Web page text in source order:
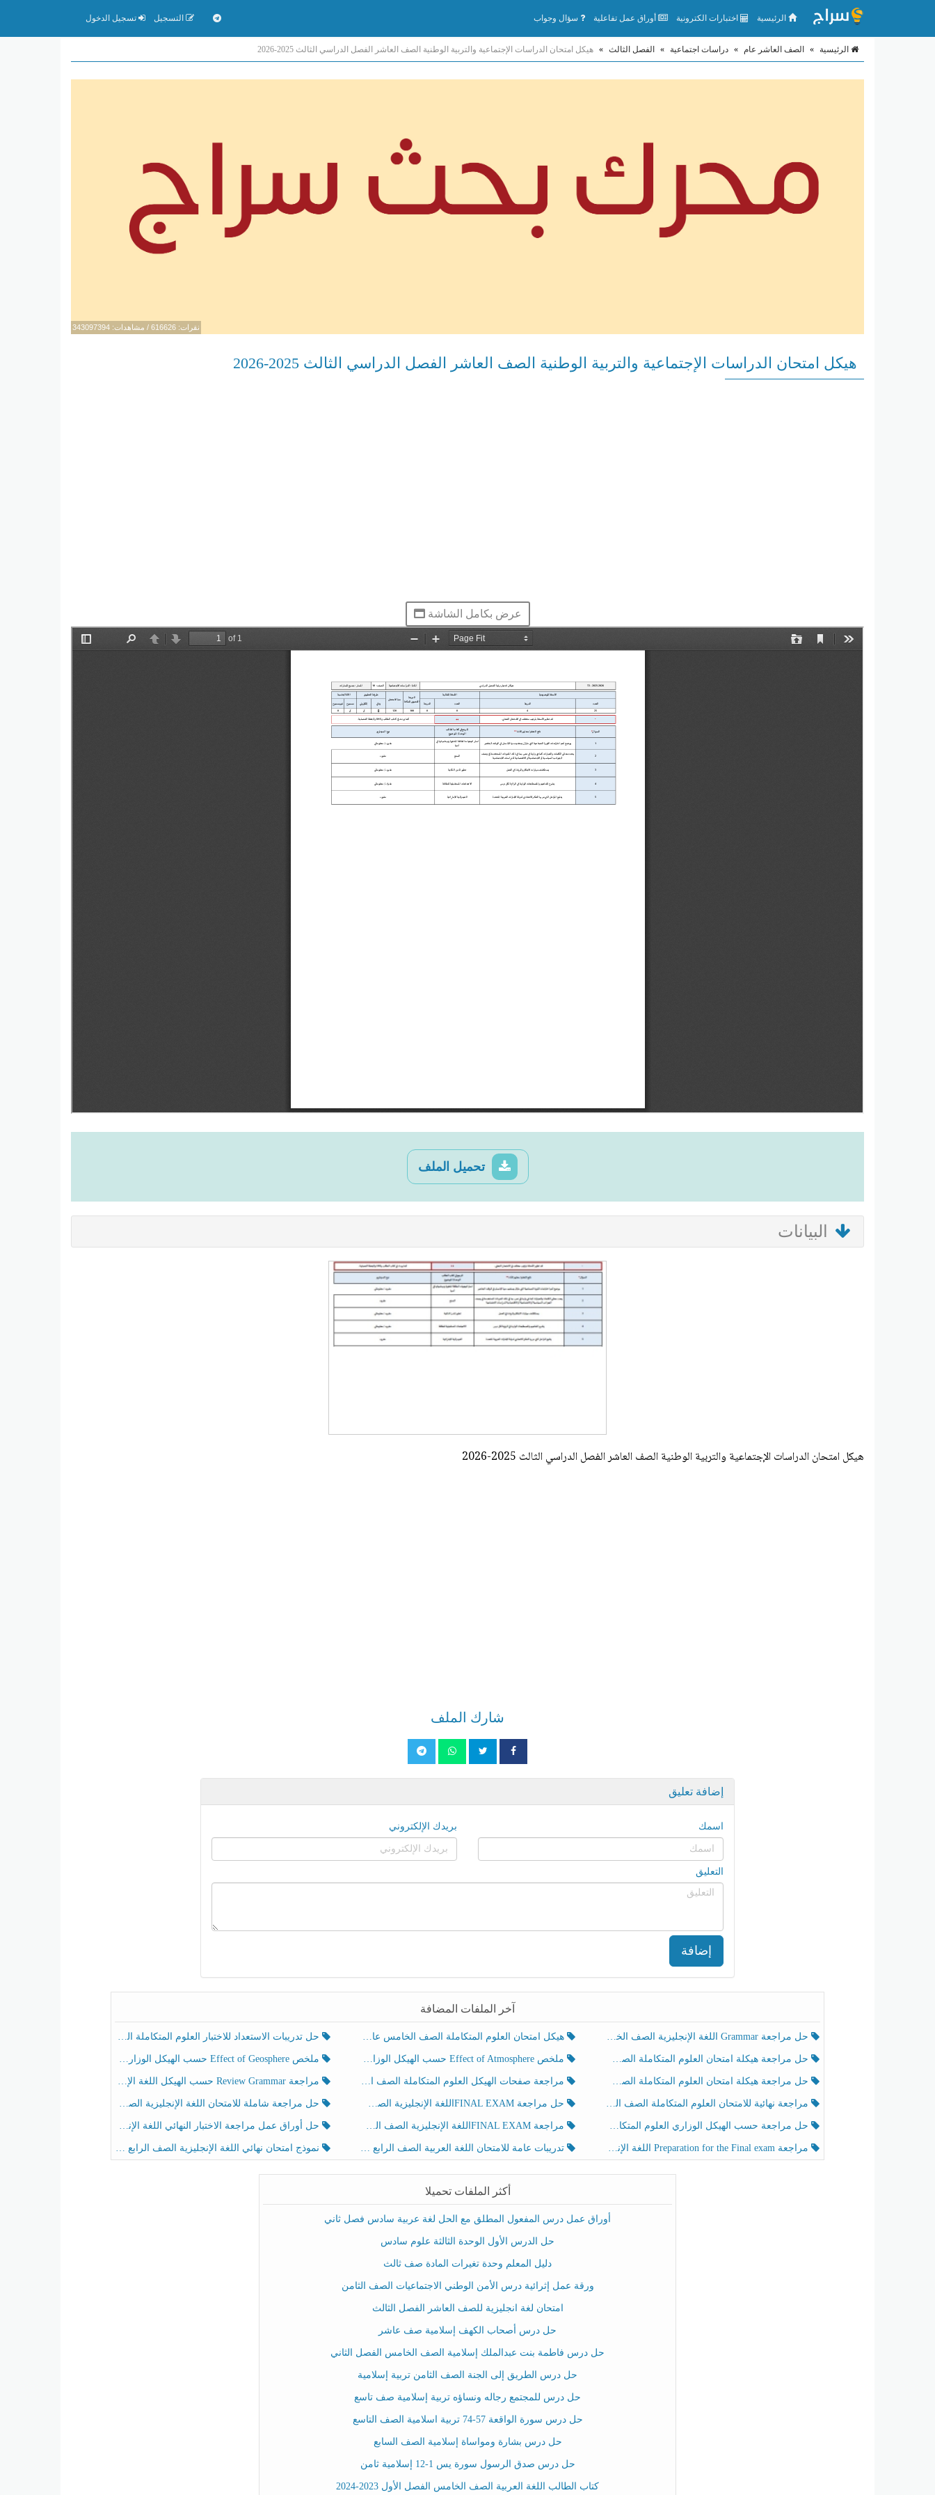
الرئيسية اختبارات الكترونية أوراق عمل تفاعلية سؤال وجواب التسجيل تسجيل الدخول
الرئيسية » الصف العاشر عام » دراسات اجتماعية » الفصل الثالث » هيكل امتحان الدراسات الإجتماعية والتربية الوطنية الصف العاشر الفصل الدراسي الثالث 2025-2026
نقرات: 616626 / مشاهدات: 343097394
هيكل امتحان الدراسات الإجتماعية والتربية الوطنية الصف العاشر الفصل الدراسي الثالث 2025-2026
عرض بكامل الشاشة
تحميل الملف
البيانات
هيكل امتحان الدراسات الإجتماعية والتربية الوطنية الصف العاشر الفصل الدراسي الثالث 2025-2026
شارك الملف
إضافة تعليق
اسمك بريدك الإلكتروني
التعليق
إضافة
آخر الملفات المضافة
حل مراجعة Grammar اللغة الإنجليزية الصف الخامس الفصل الثالث هيكل امتحان العلوم المتكاملة الصف الخامس عام الفصل الدراسي الثالث 2025-2026 حل تدريبات الاستعداد للاختبار العلوم المتكاملة الصف الخامس عام الفصل الثالث
حل مراجعة هيكلة امتحان العلوم المتكاملة الصف الخامس انسبير الفصل الثالث ملخص Effect of Atmosphere حسب الهيكل الوزاري العلوم المتكاملة الصف الخامس انسبير الفصل الثالث ملخص Effect of Geosphere حسب الهيكل الوزاري العلوم المتكاملة الصف الخامس انسبير الفصل الثالث
حل مراجعة هيكلة امتحان العلوم المتكاملة الصف الخامس عام الفصل الثالث مراجعة صفحات الهيكل العلوم المتكاملة الصف الخامس انسبير الفصل الثالث مراجعة Review Grammar حسب الهيكل اللغة الإنجليزية الصف الخامس الفصل الثالث
مراجعة نهائية للامتحان العلوم المتكاملة الصف الخامس انسبير الفصل الثالث حل مراجعة FINAL EXAMاللغة الإنجليزية الصف الخامس الفصل الثالث حل مراجعة شاملة للامتحان اللغة الإنجليزية الصف الخامس الفصل الثالث
حل مراجعة حسب الهيكل الوزاري العلوم المتكاملة الصف الخامس عام الفصل الثالث مراجعة FINAL EXAMاللغة الإنجليزية الصف الخامس الفصل الثالث حل أوراق عمل مراجعة الاختبار النهائي اللغة الإنجليزية الصف الرابع الفصل الثالث
مراجعة Preparation for the Final exam اللغة الإنجليزية الصف الرابع الفصل الثالث تدريبات عامة للامتحان اللغة العربية الصف الرابع الفصل الثالث نموذج امتحان نهائي اللغة الإنجليزية الصف الرابع الفصل الثالث
أكثر الملفات تحميلا
أوراق عمل درس المفعول المطلق مع الحل لغة عربية سادس فصل ثاني
حل الدرس الأول الوحدة الثالثة علوم سادس
دليل المعلم وحدة تغيرات المادة صف ثالث
ورقة عمل إثرائية درس الأمن الوطني الاجتماعيات الصف الثامن
امتحان لغة انجليزية للصف العاشر الفصل الثالث
حل درس أصحاب الكهف إسلامية صف عاشر
حل درس فاطمة بنت عبدالملك إسلامية الصف الخامس الفصل الثاني
حل درس الطريق إلى الجنة الصف الثامن تربية إسلامية
حل درس للمجتمع رجاله ونساؤه تربية إسلامية صف تاسع
حل درس سورة الواقعة 57-74 تربية اسلامية الصف التاسع
حل درس بشارة ومواساة إسلامية الصف السابع
حل درس صدق الرسول سورة يس 1-12 إسلامية ثامن
كتاب الطالب اللغة العربية الصف الخامس الفصل الأول 2023-2024